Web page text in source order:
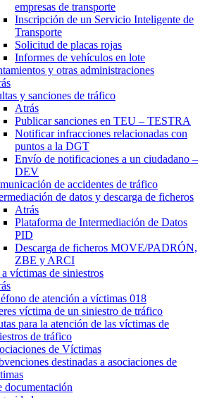
empresas de transporte
Inscripción de un Servicio Inteligente de
Transporte
Solicitud de placas rojas
Informes de vehículos en lote
y otras administraciones
y sanciones de tráfico
Atrás
Publicar sanciones en TEU – TESTRA
Notificar infracciones relacionadas con
puntos a la DGT
Envío de notificaciones a un ciudadano –
DEV
de accidentes de tráfico
de datos y descarga de ficheros
Atrás
Plataforma de Intermediación de Datos
PID
Descarga de ficheros MOVE/PADRÓN,
ZBE y ARCI
víctimas de siniestros
de atención a víctimas 018
víctima de un siniestro de tráfico
para la atención de las víctimas de
de tráfico
de Víctimas
destinadas a asociaciones de
documentación